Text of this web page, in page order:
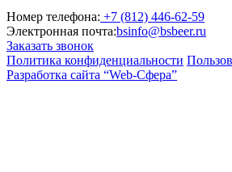
Номер телефона: +7 (812) 446-62-59
Электронная почта:bsinfo@bsbeer.ru
Заказать звонок
Политика конфиденциальности
Разработка сайта “Web-Сфера”